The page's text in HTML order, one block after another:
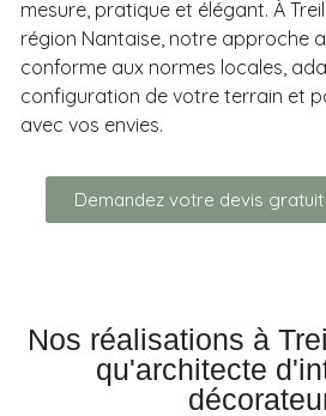
mesure, pratique et élégant. À
région Nantaise, notre approche
conforme aux normes locales,
configuration de votre terrain et
avec vos envies.
Demandez votre devis
Nos réalisations à
qu'architecte